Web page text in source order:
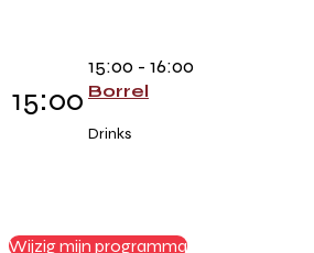
15:00
15:00 - 16:00
Borrel
Drinks
Wijzig mijn programma